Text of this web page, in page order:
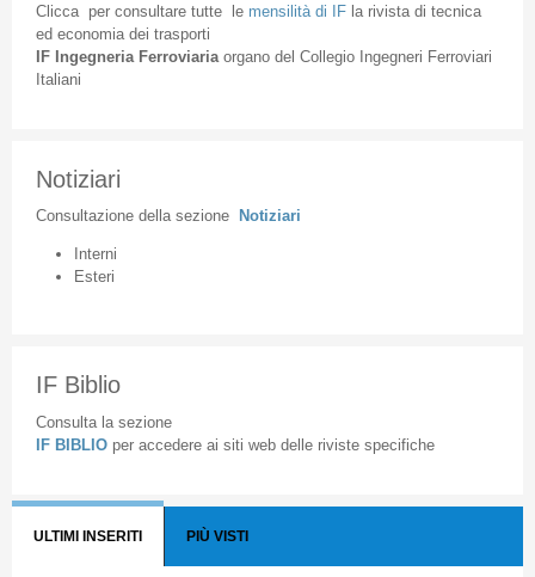
Cliccaper consultare tuttele mensilità di IFla rivista di tecnica
ed economia dei trasporti
IF Ingegneria Ferroviaria organodel Collegio Ingegneri Ferroviari
Italiani
Notiziari
Consultazione della sezione Notiziari
Interni
Esteri
IF Biblio
Consulta la sezione
IF BIBLIO per accedere ai siti web delle riviste specifiche
ULTIMI INSERITI PIÙ VISTI